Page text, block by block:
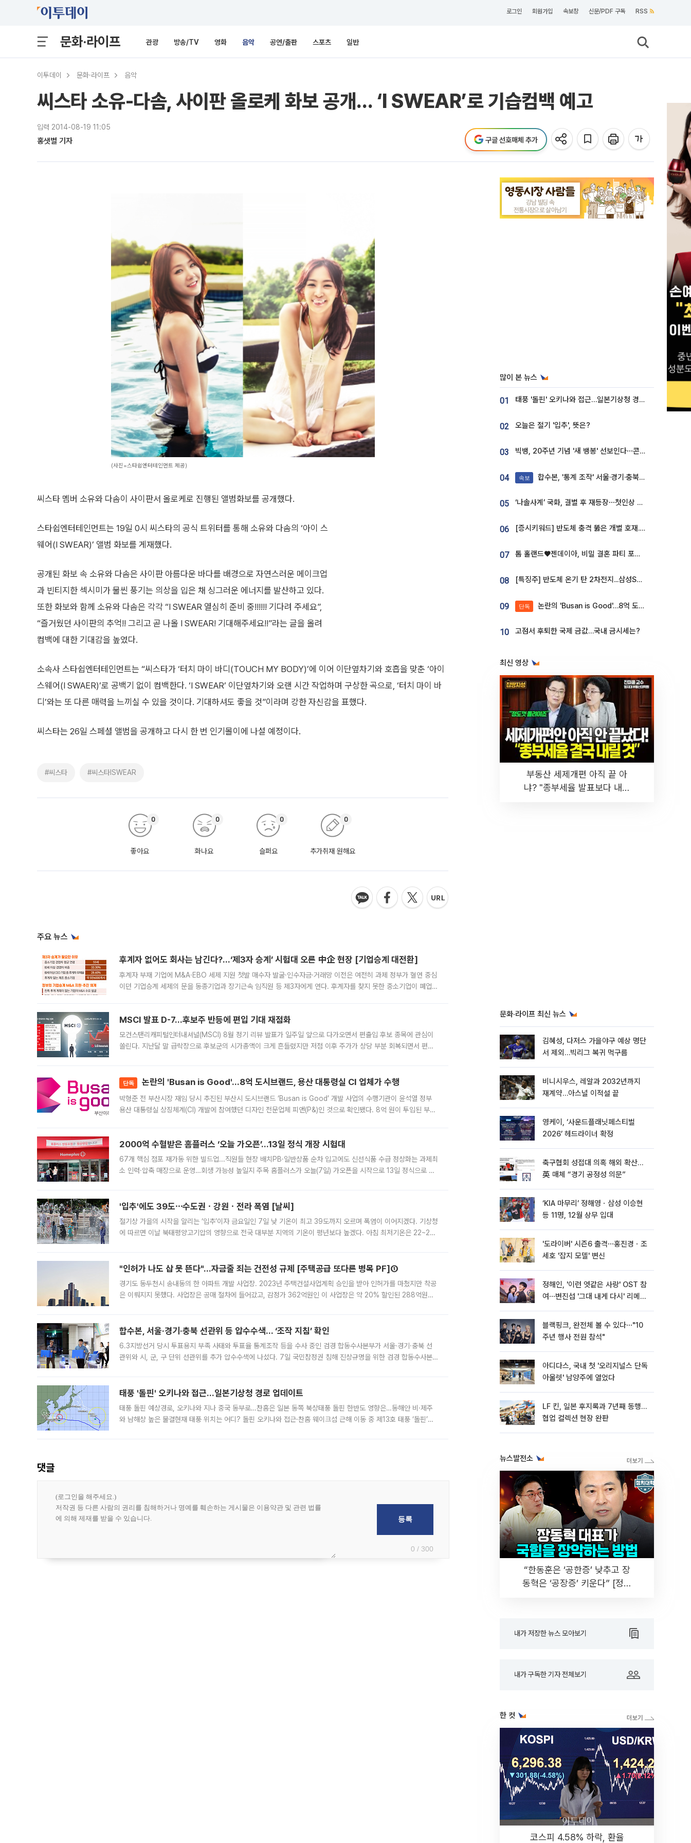
로그인 회원가입 속보창 신문/PDF 구독 RSS
문화·라이프 관광 방송/TV 영화 음악 공연/출판 스포츠 일반
이투데이 문화·라이프 음악
씨스타 소유-다솜, 사이판 올로케 화보 공개… ‘I SWEAR’로 기습컴백 예고
입력 2014-08-19 11:05
홍샛별 기자 구글 선호매체 추가
(사진=스타쉽엔터테인먼트 제공)
씨스타 멤버 소유와 다솜이 사이판서 올로케로 진행된 앨범화보를 공개했다.
스타쉽엔터테인먼트는 19일 0시 씨스타의 공식 트위터를 통해 소유와 다솜의 ‘아이 스
웨어(I SWEAR)’ 앨범 화보를 게재했다.
공개된 화보 속 소유와 다솜은 사이판 아름다운 바다를 배경으로 자연스러운 메이크업
과 빈티지한 섹시미가 물씬 풍기는 의상을 입은 채 싱그러운 에너지를 발산하고 있다.
또한 화보와 함께 소유와 다솜은 각각 “I SWEAR 열심히 준비 중!!!!!! 기다려 주세요”,
“즐거웠던 사이판의 추억!! 그리고 곧 나올 I SWEAR! 기대해주세요!!”라는 글을 올려
컴백에 대한 기대감을 높였다.
소속사 스타쉽엔터테인먼트는 “씨스타가 ‘터치 마이 바디(TOUCH MY BODY)’에 이어 이단옆차기와 호흡을 맞춘 ‘아이
스웨어(I SWAER)’로 공백기 없이 컴백한다. ‘I SWEAR’ 이단옆차기와 오랜 시간 작업하며 구상한 곡으로, ‘터치 마이 바
디’와는 또 다른 매력을 느끼실 수 있을 것이다. 기대하셔도 좋을 것”이라며 강한 자신감을 표했다.
씨스타는 26일 스페셜 앨범을 공개하고 다시 한 번 인기몰이에 나설 예정이다.
#씨스타 #씨스타ISWEAR
좋아요
0
화나요
0
슬퍼요
0
추가취재 원해요
0
주요 뉴스
후계자 없어도 회사는 남긴다?…‘제3자 승계’ 시험대 오른 中企 현장 [기업승계 대전환]
후계자 부재 기업에 M&A·EBO 세제 지원 첫발 매수자 발굴·인수자금·거래망 이전은 여전히 과제 정부가 혈연 중심
이던 기업승계 세제의 문을 동종기업과 장기근속 임직원 등 제3자에게 연다. 후계자를 찾지 못한 중소기업이 폐업
MSCI 발표 D-7…후보주 반등에 편입 기대 재점화
모건스탠리캐피털인터내셔널(MSCI) 8월 정기 리뷰 발표가 일주일 앞으로 다가오면서 편출입 후보 종목에 관심이
쏠린다. 지난달 말 급락장으로 후보군의 시가총액이 크게 흔들렸지만 저점 이후 주가가 상당 부분 회복되면서 편입
단독 논란의 'Busan is Good'…8억 도시브랜드, 용산 대통령실 CI 업체가 수행
박형준 전 부산시장 재임 당시 추진된 부산시 도시브랜드 ‘Busan is Good’ 개발 사업의 수행기관이 윤석열 정부
용산 대통령실 상징체계(CI) 개발에 참여했던 디자인 전문업체 피앤(P&)인 것으로 확인됐다. 8억 원이 투입된 부산
2000억 수혈받은 홈플러스 ‘오늘 가오픈’...13일 정식 개장 시험대
67개 핵심 점포 재가동 위한 빌드업...직원들 현장 배치PB·일반상품 순차 입고에도 신선식품 수급 정상화는 과제최
소 인력·압축 매장으로 운영…회생 가능성 높일지 주목 홈플러스가 오늘(7일) 가오픈을 시작으로 13일 정식으로 재
'입추'에도 39도⋯수도권ㆍ강원ㆍ전라 폭염 [날씨]
절기상 가을의 시작을 알리는 ‘입추’이자 금요일인 7일 낮 기온이 최고 39도까지 오르며 폭염이 이어지겠다. 기상청
에 따르면 이날 북태평양고기압의 영향으로 전국 대부분 지역의 기온이 평년보다 높겠다. 아침 최저기온은 22~27
"인허가 나도 삽 못 뜬다"…자금줄 죄는 건전성 규제 [주택공급 또다른 병목 PF]①
경기도 동두천시 송내동의 한 아파트 개발 사업장. 2023년 주택건설사업계획 승인을 받아 인허가를 마쳤지만 착공
은 이뤄지지 못했다. 사업장은 공매 절차에 들어갔고, 감정가 362억원인 이 사업장은 약 20% 할인된 288억원에
합수본, 서울·경기·충북 선관위 등 압수수색… ‘조작 지침’ 확인
6.3지방선거 당시 투표용지 부족 사태와 투표율 통계조작 등을 수사 중인 검경 합동수사본부가 서울·경기·충북 선
관위와 시, 군, 구 단위 선관위를 추가 압수수색에 나섰다. 7일 국민참정권 침해 진상규명을 위한 검경 합동수사본
태풍 '돌핀' 오키나와 접근…일본기상청 경로 업데이트
태풍 돌핀 예상경로, 오키나와 지나 중국 동부로…찬홈은 일본 동쪽 북상태풍 돌핀 한반도 영향은…동해안 비·제주
와 남해상 높은 물결현재 태풍 위치는 어디? 돌핀 오키나와 접근·찬홈 웨이크섬 근해 이동 중 제13호 태풍 ‘돌핀’이
댓글
0 / 300
많이 본 뉴스
01 태풍 '돌핀' 오키나와 접근…일본기상청 경로 업데이트
02 오늘은 절기 '입추', 뜻은?
03 빅뱅, 20주년 기념 '새 뱅봉' 선보인다⋯콘서트 앞두고 팝업 개최
04 속보 합수본, '통계 조작' 서울·경기·충북 선관위 등 추가 압수수색
05 ‘나솔사계’ 국화, 결별 후 재등장⋯첫인상 투표 휩쓸고 ‘인기녀’ 등극
06 [증시키워드] 반도체 충격 뚫은 개별 호재...포스코퓨처엠·에코프로·한화솔루션 '눈길'
07 톰 홀랜드♥젠데이아, 비밀 결혼 파티 포착⋯호텔 대관비만 9억
08 [특징주] 반도체 온기 탄 2차전지...삼성SDI, 장 초반 7% 넘게 껑충
09 단독 논란의 'Busan is Good'…8억 도시브랜드, 용산 대통령실 CI 업체가 수행
10 고점서 후퇴한 국제 금값…국내 금시세는?
최신 영상
부동산 세제개편 아직 끝 아
냐? "종부세율 발표보다 내릴
문화·라이프 최신 뉴스
김혜성, 다저스 가을야구 예상 명단
서 제외…빅리그 복귀 먹구름
비니시우스, 레알과 2032년까지
재계약…아스널 이적설 끝
영케이, ‘사운드플래닛페스티벌
2026’ 헤드라이너 확정
축구협회 성접대 의혹 해외 확산…
英 매체 “경기 공정성 의문”
‘KIA 마무리’ 정해영ㆍ삼성 이승현
등 11명, 12월 상무 입대
'도라이버' 시즌6 출격⋯홍진경ㆍ조
세호 '잡지 모델' 변신
정해인, '이런 엿같은 사랑' OST 참
여⋯변진섭 '그대 내게 다시' 리메이
블랙핑크, 완전체 볼 수 있다⋯"10
주년 행사 전원 참석"
아디다스, 국내 첫 '오리지널스 단독
아울렛' 남양주에 열었다
LF 킨, 일본 후지록과 7년째 동행…
협업 컬렉션 현장 완판
뉴스발전소
“한동훈은 ‘공한증’ 낮추고 장
동혁은 ‘공장증’ 키운다” [정치
내가 저장한 뉴스 모아보기
내가 구독한 기자 전체보기
한 컷
코스피 4.58% 하락, 환율